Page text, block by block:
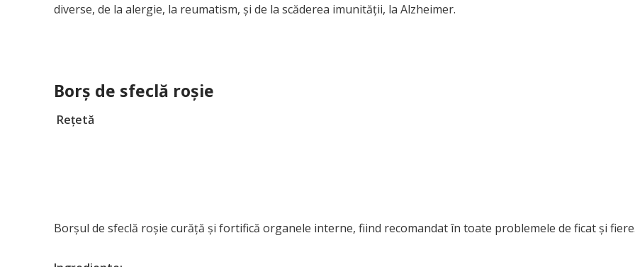
diverse, de la alergie, la reumatism, şi de la scăderea imunităţii, la Alzheimer.
Borş de sfeclă roşie
Reţetă
Borşul de sfeclă roşie curăţă şi fortifică organele interne, fiind recomandat în toate problemele de ficat şi fiere.